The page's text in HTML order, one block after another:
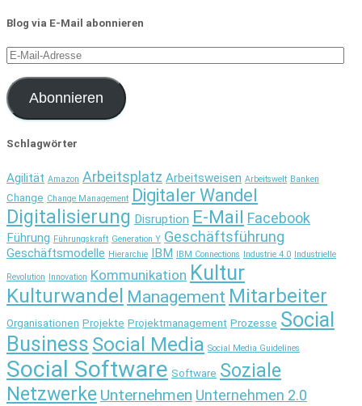
Blog via E-Mail abonnieren
E-
Adresse
Abonnieren
Schlagwörter
Agilität Amazon Arbeitsplatz Arbeitsweisen Arbeitswelt Banken
Change Change Management Digitaler Wandel
Digitalisierung Disruption E-Mail Facebook
Führung Führungskraft Generation Y Geschäftsführung
Geschäftsmodelle Hierarchie IBM IBM Connections Industrie 4.0 Industrielle
Revolution Innovation Kommunikation Kultur
Kulturwandel Management Mitarbeiter
Organisationen Projekte Projektmanagement Prozesse Social
Business Social Media Social Media Guidelines
Social Software Software Soziale
Netzwerke Unternehmen Unternehmen 2.0